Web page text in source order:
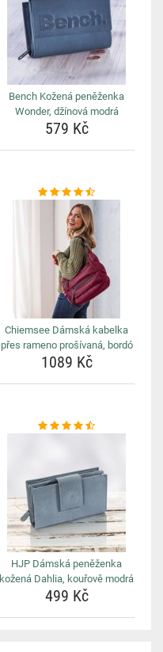
Bench Kožená peněženka
Wonder, džínová modrá
579 Kč
Chiemsee Dámská kabelka
přes rameno prošívaná, bordó
1089 Kč
HJP Dámská peněženka
kožená Dahlia, kouřově modrá
499 Kč